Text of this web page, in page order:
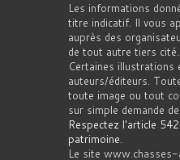
Les informations
titre indicatif. Il vous
auprès des
de tout autre tiers cité.
Certaines
auteurs/éditeurs.
toute image ou tout
sur simple demande
Respectez l'article
patrimoine.
Le site